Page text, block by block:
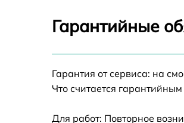
Калибровка и
Ремонт датчика
Ремонт оптики
Восстановление
Гарантийные
Гарантия от сервиса: на
Что считается
Для работ: Повторное